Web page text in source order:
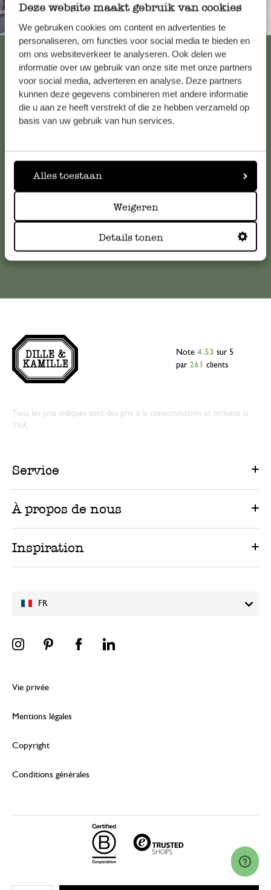
Deze website maakt gebruik van cookies
We gebruiken cookies om content en advertenties te
personaliseren, om functies voor social media te bieden en
om ons websiteverkeer te analyseren. Ook delen we
informatie over uw gebruik van onze site met onze partners
voor social media, adverteren en analyse. Deze partners
kunnen deze gegevens combineren met andere informatie
die u aan ze heeft verstrekt of die ze hebben verzameld op
basis van uw gebruik van hun services.
Alles toestaan
Weigeren
Details tonen
Toujours à proximité
Voir les 62 magasins
Service clientèle
nos réponses auxquestions les plus fréquemment posées.
FR
Note 4.53 sur 5
par 261 clients
Tous les prix indiqués sont des prix à la consommation et incluent la
TVA.
Service
À propos de nous
Inspiration
Vie privée
Mentions légales
Copyright
Conditions générales
© 2026 Dille & Kamille (Nederland) B.V.